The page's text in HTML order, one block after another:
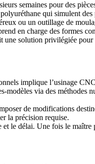
semaines pour des
qui simulent des
ou un outillage de
en charge des formes
une solution privilégiée pour
implique l’usinage
modèles via des méthodes
de modifications
la précision requise.
et le délai. Une fois le